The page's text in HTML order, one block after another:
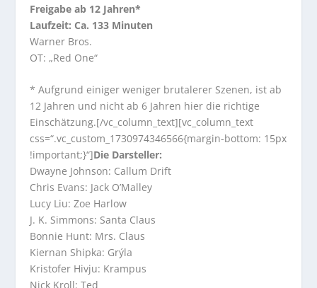
Freigabe ab 12 Jahren*
Laufzeit: Ca. 133 Minuten
Warner Bros.
OT: „Red One“
* Aufgrund einiger weniger brutalerer Szenen, ist ab
12 Jahren und nicht ab 6 Jahren hier die richtige
Einschätzung.[/vc_column_text][vc_column_text
css=“.vc_custom_1730974346566{margin-bottom: 15px
!important;}“]Die Darsteller:
Dwayne Johnson: Callum Drift
Chris Evans: Jack O’Malley
Lucy Liu: Zoe Harlow
J. K. Simmons: Santa Claus
Bonnie Hunt: Mrs. Claus
Kiernan Shipka: Grýla
Kristofer Hivju: Krampus
Nick Kroll: Ted